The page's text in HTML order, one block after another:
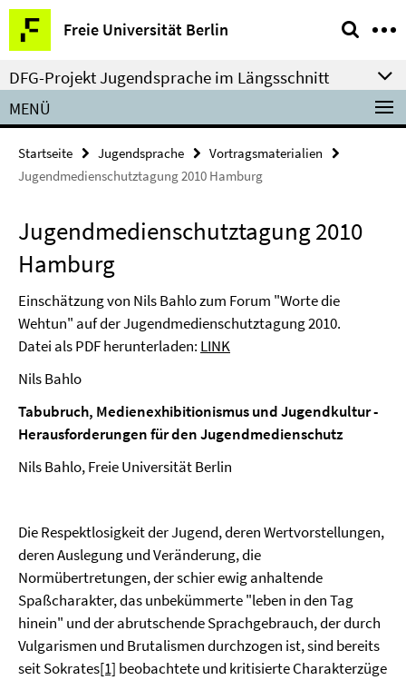
Springe
direkt
zu
Inhalt
Freie Universität Berlin
Service-
Navigation
DFG-Projekt Jugendsprache im Längsschnitt
MENÜ
Startseite Jugendsprache
Vortragsmaterialien
Jugendmedienschutztagung 2010 Hamburg
Jugendmedienschutztagung 2010
Hamburg
Einschätzung von Nils Bahlo zum Forum "Worte die
Wehtun" auf der Jugendmedienschutztagung 2010.
Datei als PDF herunterladen: LINK
Nils Bahlo
Tabubruch, Medienexhibitionismus und Jugendkultur -
Herausforderungen für den Jugendmedienschutz
Nils Bahlo, Freie Universität Berlin
Die Respektlosigkeit der Jugend, deren Wertvorstellungen,
deren Auslegung und Veränderung, die
Normübertretungen, der schier ewig anhaltende
Spaßcharakter, das unbekümmerte "leben in den Tag
hinein" und der abrutschende Sprachgebrauch, der durch
Vulgarismen und Brutalismen durchzogen ist, sind bereits
seit Sokrates[1] beobachtete und kritisierte Charakterzüge